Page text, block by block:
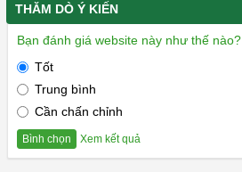
THĂM DÒ Ý KIẾN
Bạn đánh giá website này như thế nào?
Tốt
Trung bình
Cần chấn chỉnh
Bình chọn Xem kết quả